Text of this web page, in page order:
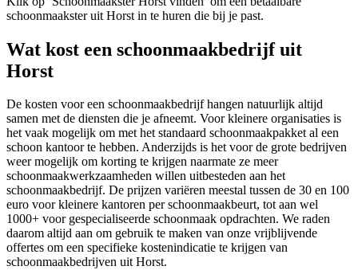
schoonmaakster uit Horst in te huren die bij je past.
Wat kost een schoonmaakbedrijf uit
Horst
De kosten voor een schoonmaakbedrijf hangen natuurlijk altijd
samen met de diensten die je afneemt. Voor kleinere organisaties is
het vaak mogelijk om met het standaard schoonmaakpakket al een
schoon kantoor te hebben. Anderzijds is het voor de grote bedrijven
weer mogelijk om korting te krijgen naarmate ze meer
schoonmaakwerkzaamheden willen uitbesteden aan het
schoonmaakbedrijf. De prijzen variëren meestal tussen de 30 en 100
euro voor kleinere kantoren per schoonmaakbeurt, tot aan wel
1000+ voor gespecialiseerde schoonmaak opdrachten. We raden
daarom altijd aan om gebruik te maken van onze vrijblijvende
offertes om een specifieke kostenindicatie te krijgen van
schoonmaakbedrijven uit Horst.